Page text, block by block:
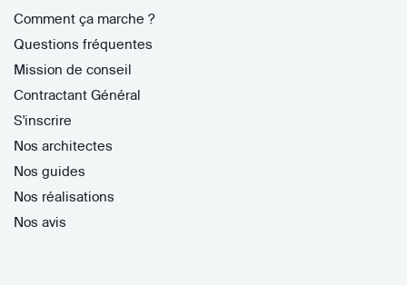
Comment ça marche ?
Questions fréquentes
Mission de conseil
Contractant Général
S'inscrire
Nos architectes
Nos guides
Nos réalisations
Nos avis